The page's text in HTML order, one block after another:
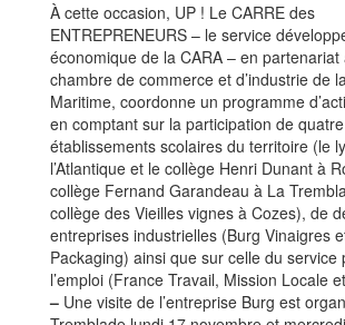
À cette occasion, UP ! Le CARRE des
ENTREPRENEURS – le service
économique de la CARA – en partenariat
chambre de commerce et d’industrie de
Maritime, coordonne un programme
en comptant sur la participation de quatre
établissements scolaires du territoire (le
l’Atlantique et le collège Henri Dunant à
collège Fernand Garandeau à La
collège des Vieilles vignes à Cozes), de
entreprises industrielles (Burg Vinaigres
Packaging) ainsi que sur celle du service
l’emploi (France Travail, Mission Locale
– Une visite de l’entreprise Burg est